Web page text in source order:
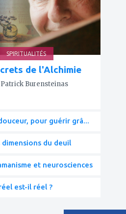
SPIRITUALITÉS
de l'Alchimie
Patrick Burensteinas
pour guérir grâ...
dimensions du deuil
et neurosciences
est-il réel ?